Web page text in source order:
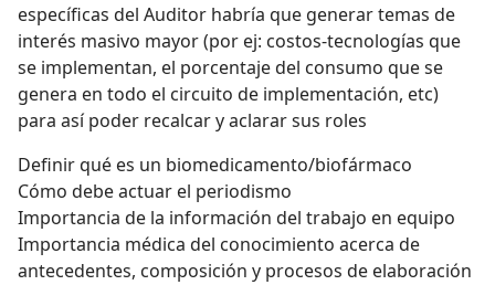
específicas del Auditor habría que generar temas de
interés masivo mayor (por ej: costos-tecnologías que
se implementan, el porcentaje del consumo que se
genera en todo el circuito de implementación, etc)
para así poder recalcar y aclarar sus roles
Definir qué es un biomedicamento/biofármaco
Cómo debe actuar el periodismo
Importancia de la información del trabajo en equipo
Importancia médica del conocimiento acerca de
antecedentes, composición y procesos de elaboración